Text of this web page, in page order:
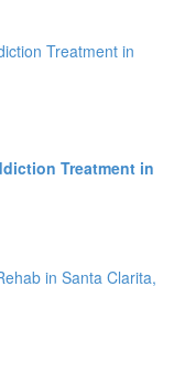
Treatment in